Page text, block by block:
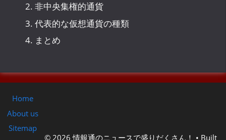
2. 非中央集権的通貨
3. 代表的な仮想通貨の種類
4. まとめ
Home
About us
Sitemap
© 2026 情報通のニュースで盛りだくさん！ • Built